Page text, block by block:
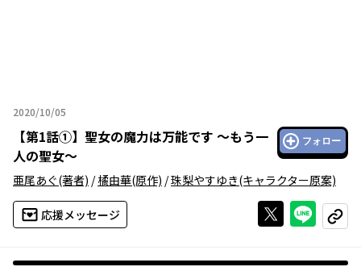
2020/10/05
2020年10月05日
【第1話①】 聖女の魔力は万能です ～もう一
人の聖女～
フォロー
亜尾あぐ(著者) /橘由華(原作) /珠梨やすゆき(キャラクター原案)
応援メッセージ Xで投稿する
ライン
コピー